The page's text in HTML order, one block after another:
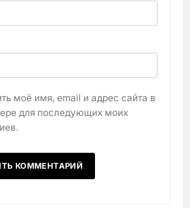
моё имя, email и адрес сайта в
для последующих моих